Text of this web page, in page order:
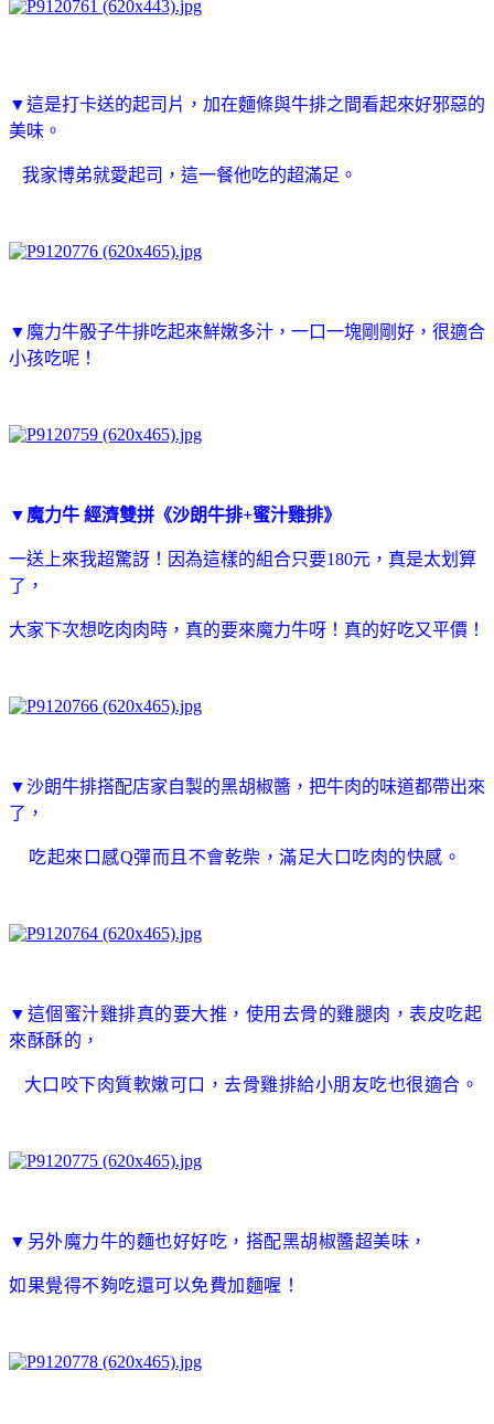
▼這是打卡送的起司片，加在麵條與牛排之間看起來好邪惡的
美味。
我家博弟就愛起司，這一餐他吃的超滿足。
▼ 魔力牛骰子牛排吃起來鮮嫩多汁，一口一塊剛剛好，很適合
小孩吃呢！
▼魔力牛 經濟雙拼《沙朗牛排+蜜汁雞排》
一送上來我超驚訝！因為這樣的組合只要180元，真是太划算
了，
大家下次想吃肉肉時，真的要來魔力牛呀！真的好吃又平價！
▼沙朗牛排搭配店家自製的黑胡椒醬，把牛肉的味道都帶出來
了，
吃起來口感Q彈而且不會乾柴，滿足大口吃肉的快感。
▼ 這個蜜汁雞排真的要大推，使用去骨的雞腿肉，表皮吃起
來酥酥的，
大口咬下肉質軟嫩可口，去骨雞排給小朋友吃也很適合。
▼另外魔力牛的麵也好好吃，搭配黑胡椒醬超美味，
如果覺得不夠吃還可以免費加麵喔！